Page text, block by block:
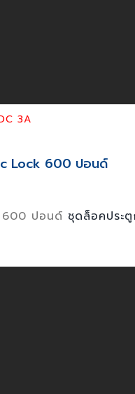
3A
Lock 600 ปอนด์
ปอนด์ ชุดล็อคประ